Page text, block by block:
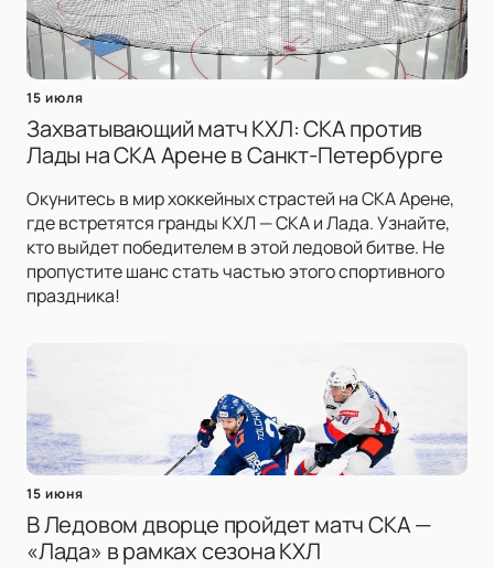
15 июля
Захватывающий матч КХЛ: СКА против
Лады на СКА Арене в Санкт-Петербурге
Окунитесь в мир хоккейных страстей на СКА Арене,
где встретятся гранды КХЛ — СКА и Лада. Узнайте,
кто выйдет победителем в этой ледовой битве. Не
пропустите шанс стать частью этого спортивного
праздника!
15 июня
В Ледовом дворце пройдет матч СКА —
«Лада» в рамках сезона КХЛ